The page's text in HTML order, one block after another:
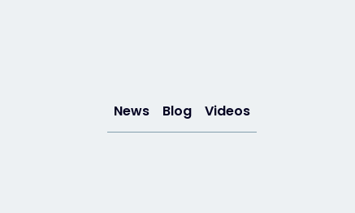
News Blog Videos